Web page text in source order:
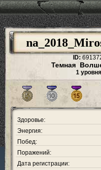
ID:
Темная
1 уровня
Здоровье:
Энергия:
Побед:
Поражений:
Дата регистрации: